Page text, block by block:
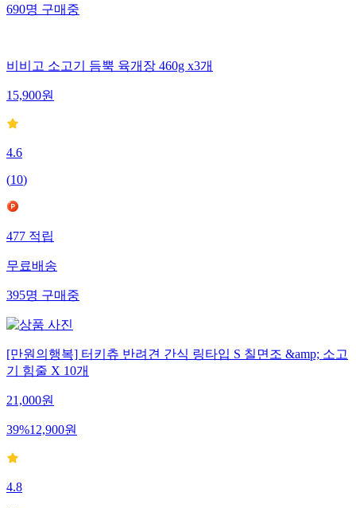
690명구매중
비비고 소고기 듬뿍 육개장 460g x3개
15,900원
4.6
(10)
477적립
무료배송
395명구매중
[만원의행복] 터키츄 반려견 간식 링타입 S 칠면조 &amp; 소고
기 힘줄 X 10개
21,000원
39%12,900원
4.8